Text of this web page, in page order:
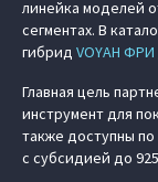
линейка моделей
сегментах. В
гибрид VOYAH ФРИ
Главная цель
инструмент для
также доступны
с субсидией до